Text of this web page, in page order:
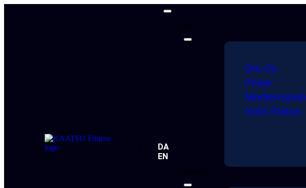
DA
EN
Om Os
Priser
Medlemskab
Gold Status